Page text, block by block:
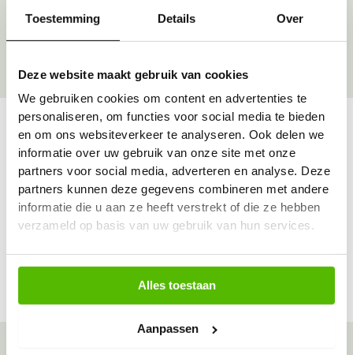
Toestemming Details Over
Deze website maakt gebruik van cookies
We gebruiken cookies om content en advertenties te
personaliseren, om functies voor social media te bieden
en om ons websiteverkeer te analyseren. Ook delen we
informatie over uw gebruik van onze site met onze
partners voor social media, adverteren en analyse. Deze
partners kunnen deze gegevens combineren met andere
informatie die u aan ze heeft verstrekt of die ze hebben
verzameld op basis van uw gebruik van hun services.
Alles toestaan
Aanpassen
Vraag & antwoord
De meest voorkomende vragen over onze dienst vind
je hier.
Bekijk alle antwoorden